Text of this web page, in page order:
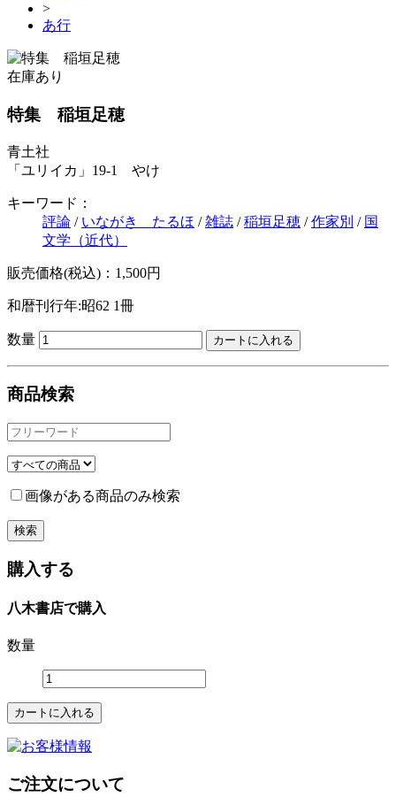
>
あ行
在庫あり
特集 稲垣足穂
青土社
「ユリイカ」19-1 やけ
キーワード：
評論 / いながき たるほ /雑誌 /稲垣足穂 /作家別 / 国
文学（近代）
販売価格(税込)：1,500円
和暦刊行年:昭62 1冊
数量
商品検索
画像がある商品のみ検索
購入する
八木書店で購入
数量
ご注文について